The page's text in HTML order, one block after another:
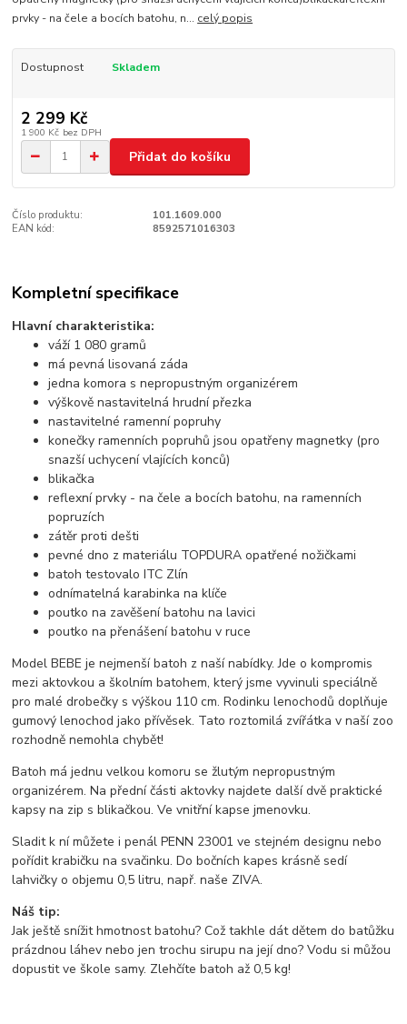
prvky - na čele a bocích batohu, n... celý popis
Dostupnost Skladem
2 299 Kč
1 900 Kč bez DPH
Přidat do košíku
Číslo produktu:
101.1609.000
EAN kód:
8592571016303
Kompletní specifikace
Hlavní charakteristika:
váží 1 080 gramů
má pevná lisovaná záda
jedna komora s nepropustným organizérem
výškově nastavitelná hrudní přezka
nastavitelné ramenní popruhy
konečky ramenních popruhů jsou opatřeny magnetky (pro
snazší uchycení vlajících konců)
blikačka
reflexní prvky - na čele a bocích batohu, na ramenních
popruzích
zátěr proti dešti
pevné dno z materiálu TOPDURA opatřené nožičkami
batoh testovalo ITC Zlín
odnímatelná karabinka na klíče
poutko na zavěšení batohu na lavici
poutko na přenášení batohu v ruce
Model BEBE je nejmenší batoh z naší nabídky. Jde o kompromis
mezi aktovkou a školním batohem, který jsme vyvinuli speciálně
pro malé drobečky s výškou 110 cm. Rodinku lenochodů doplňuje
gumový lenochod jako přívěsek. Tato roztomilá zvířátka v naší zoo
rozhodně nemohla chybět!
Batoh má jednu velkou komoru se žlutým nepropustným
organizérem. Na přední části aktovky najdete další dvě praktické
kapsy na zip s blikačkou. Ve vnitřní kapse jmenovku.
Sladit k ní můžete i penál PENN 23001 ve stejném designu nebo
pořídit krabičku na svačinku. Do bočních kapes krásně sedí
lahvičky o objemu 0,5 litru, např. naše ZIVA.
Náš tip:
Jak ještě snížit hmotnost batohu? Což takhle dát dětem do batůžku
prázdnou láhev nebo jen trochu sirupu na její dno? Vodu si můžou
dopustit ve škole samy. Zlehčíte batoh až 0,5 kg!